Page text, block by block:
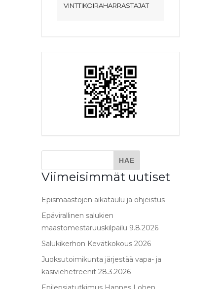
VINTTIKOIRAHARRASTAJAT
Viimeisimmät uutiset
Epismaastojen aikataulu ja ohjeistus
Epävirallinen salukien
maastomestaruuskilpailu 9.8.2026
Salukikerhon Kevätkokous 2026
Juoksutoimikunta järjestää vapa- ja
käsiviehetreenit 28.3.2026